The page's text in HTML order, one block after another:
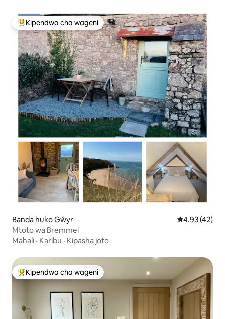
Kipendwa maarufu cha wageni
Kipendwa cha wageni
Banda huko Gŵyr Ukadiriaji wa
4.93 (42)
Mtoto wa Bremmel
Mahali · Karibu · Kipasha joto
Kipendwa maarufu cha wageni
Kipendwa cha wageni